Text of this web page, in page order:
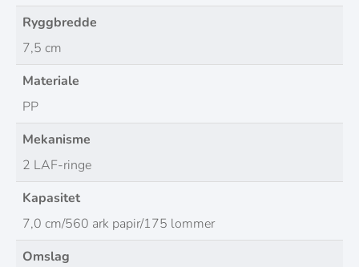
Ryggbredde
7,5 cm
Materiale
PP
Mekanisme
2 LAF-ringe
Kapasitet
7,0 cm/560 ark papir/175 lommer
Omslag